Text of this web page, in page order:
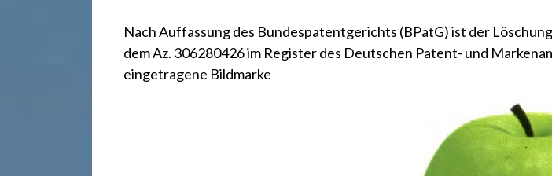
Nach Auffassung des Bundespatentgerichts (BPatG) ist der
demAz. 306280426im Register des Deutschen Patent- und
eingetragene Bildmarke